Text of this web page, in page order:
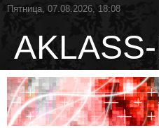
Пятница, 07.08.2026, 18:08